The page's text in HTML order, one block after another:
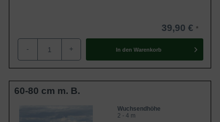
39,90 €
- + In den Warenkorb
60-80 cm m. B.
Wuchsendhöhe
2 - 4 m